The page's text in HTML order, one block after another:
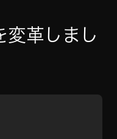
変革しまし